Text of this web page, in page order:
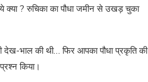
? रुचिका का पौधा जमीन से उखड़ चुका
भाल की थी… फिर आपका पौधा प्रकृति की
किया।